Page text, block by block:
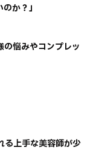
か？」
の悩みやコンプレッ
る上手な美容師が少